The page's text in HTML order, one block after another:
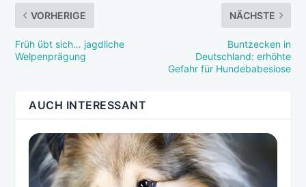
VORHERIGE
Früh übt sich… jagdliche
Welpenprägung
NÄCHSTE
Buntzecken in
Deutschland: erhöhte
Gefahr für Hundebabesiose
AUCH INTERESSANT